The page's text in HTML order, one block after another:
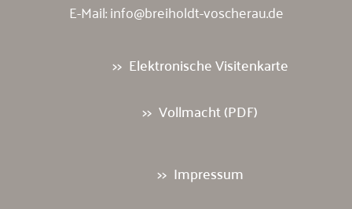
E-Mail:info@breiholdt-voscherau.de
Elektronische Visitenkarte
Vollmacht (PDF)
Impressum